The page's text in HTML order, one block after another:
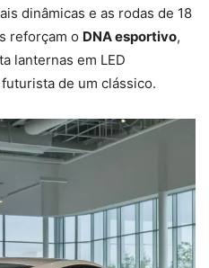
dinâmicas e as rodas de 18
reforçam o DNA esportivo,
lanternas em LED
de um clássico.